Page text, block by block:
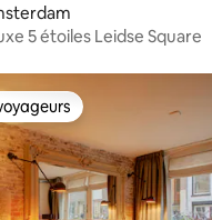
5 étoiles Leidse Square
les plus appréciés